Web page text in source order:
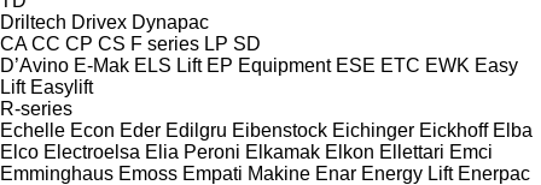
Driltech Drivex Dynapac
CA CC CP CS F series LP SD
D’Avino E-Mak ELS Lift EP Equipment ESE ETC EWK Easy
Lift Easylift
R-series
Echelle Econ Eder Edilgru Eibenstock Eichinger Eickhoff Elba
Elco Electroelsa Elia Peroni Elkamak Elkon Ellettari Emci
Emminghaus Emoss Empati Makine Enar Energy Lift Enerpac